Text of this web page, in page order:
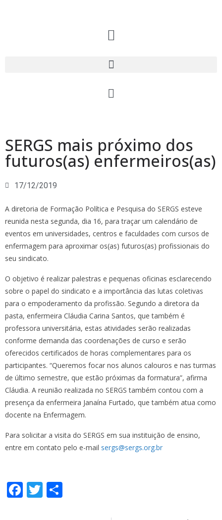
SERGS mais próximo dos
futuros(as) enfermeiros(as)
17/12/2019
A diretoria de Formação Política e Pesquisa do SERGS esteve
reunida nesta segunda, dia 16, para traçar um calendário de
eventos em universidades, centros e faculdades com cursos de
enfermagem para aproximar os(as) futuros(as) profissionais do
seu sindicato.
O objetivo é realizar palestras e pequenas oficinas esclarecendo
sobre o papel do sindicato e a importância das lutas coletivas
para o empoderamento da profissão. Segundo a diretora da
pasta, enfermeira Cláudia Carina Santos, que também é
professora universitária, estas atividades serão realizadas
conforme demanda das coordenações de curso e serão
oferecidos certificados de horas complementares para os
participantes. “Queremos focar nos alunos calouros e nas turmas
de último semestre, que estão próximas da formatura”, afirma
Cláudia. A reunião realizada no SERGS também contou com a
presença da enfermeira Janaína Furtado, que também atua como
docente na Enfermagem.
Para solicitar a visita do SERGS em sua instituição de ensino,
entre em contato pelo e-mail sergs@sergs.org.br
F T